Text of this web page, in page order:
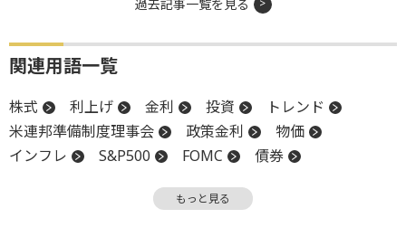
過去記事一覧を見る
関連用語一覧
株式 利上げ 金利 投資
トレンド
米連邦準備制度理事会
政策金利
物価
インフレ
S&P500 FOMC
債券
ファンド 利下げ
もっと見る